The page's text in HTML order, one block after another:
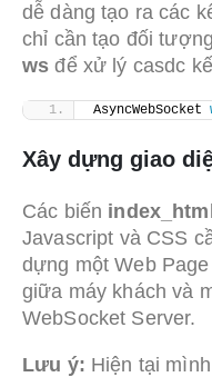
dễ dàng tạo ra các
chỉ cần tạo đối
wsđể xử lý casdc
AsyncWebSocket
Xây dựng giao
Các biến
Javascript và CSS
dựng một Web
giữa máy khách và
WebSocket Server.
Lưu ý: Hiện tại